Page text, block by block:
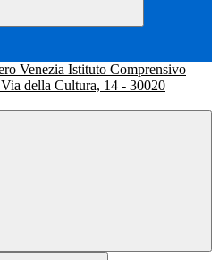
Istituto Comprensivo
Via della Cultura, 14 - 30020